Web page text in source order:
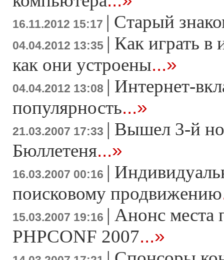
16.11.2012 15:17 | Старый
04.04.2012 13:35 | Как играть в
как они устроены...»
04.04.2012 13:08 | Интернет-
популярность...»
21.03.2007 17:33 | Вышел 3-й
Бюллетеня...»
16.03.2007 00:16 |
поисковому продвижению
15.03.2007 19:16 | Анонс места
PHPCONF 2007...»